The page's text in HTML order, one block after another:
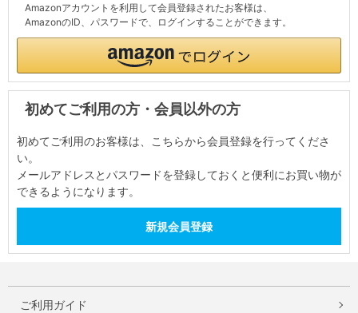
Amazonアカウントを利用して会員登録されたお客様は、
AmazonのID、パスワードで、ログインすることができます。
初めてご利用の方・会員以外の方
初めてご利用のお客様は、こちらから会員登録を行ってくださ
い。
メールアドレスとパスワードを登録しておくと便利にお買い物が
できるようになります。
ご利用ガイド